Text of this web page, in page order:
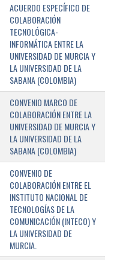
ACUERDO ESPECÍFICO DE
COLABORACIÓN
TECNOLÓGICA-
INFORMÁTICA ENTRE LA
UNIVERSIDAD DE MURCIA Y
LA UNIVERSIDAD DE LA
SABANA (COLOMBIA)
CONVENIO MARCO DE
COLABORACIÓN ENTRE LA
UNIVERSIDAD DE MURCIA Y
LA UNIVERSIDAD DE LA
SABANA (COLOMBIA)
CONVENIO DE
COLABORACIÓN ENTRE EL
INSTITUTO NACIONAL DE
TECNOLOGÍAS DE LA
COMUNICACIÓN (INTECO) Y
LA UNIVERSIDAD DE
MURCIA.